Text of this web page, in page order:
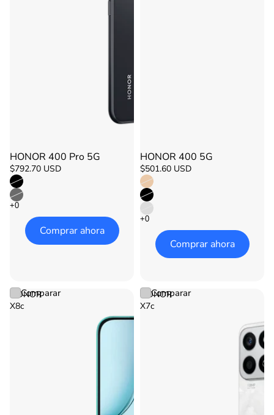
Agotado
HONOR 400 Pro 5G
$792.70 USD
Comprar ahora
Comparar
Agotado
HONOR 400 5G
$501.60 USD
Comprar ahora
Comparar
HONOR
X8c
HONOR
X7c